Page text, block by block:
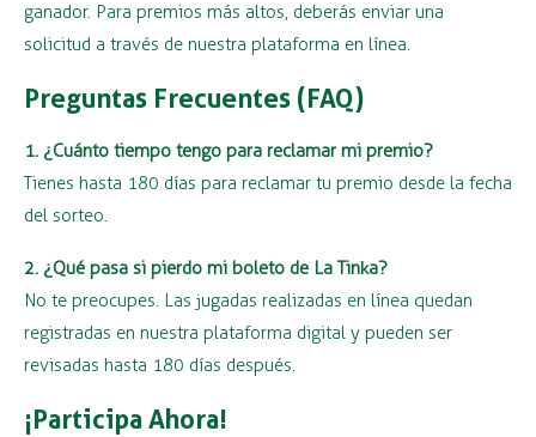
ganador. Para premios más altos, deberás enviar una
solicitud a través de nuestra plataforma en línea.
Preguntas Frecuentes (FAQ)
1. ¿Cuánto tiempo tengo para reclamar mi premio?
Tienes hasta 180 días para reclamar tu premio desde la fecha
del sorteo.
2. ¿Qué pasa si pierdo mi boleto de La Tinka?
No te preocupes. Las jugadas realizadas en línea quedan
registradas en nuestra plataforma digital y pueden ser
revisadas hasta 180 días después.
¡Participa Ahora!